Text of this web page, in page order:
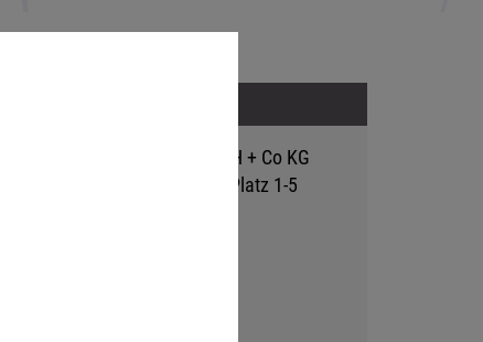
Hutter Trade GmbH + Co KG
Bgm.-Landmann-Platz 1-5